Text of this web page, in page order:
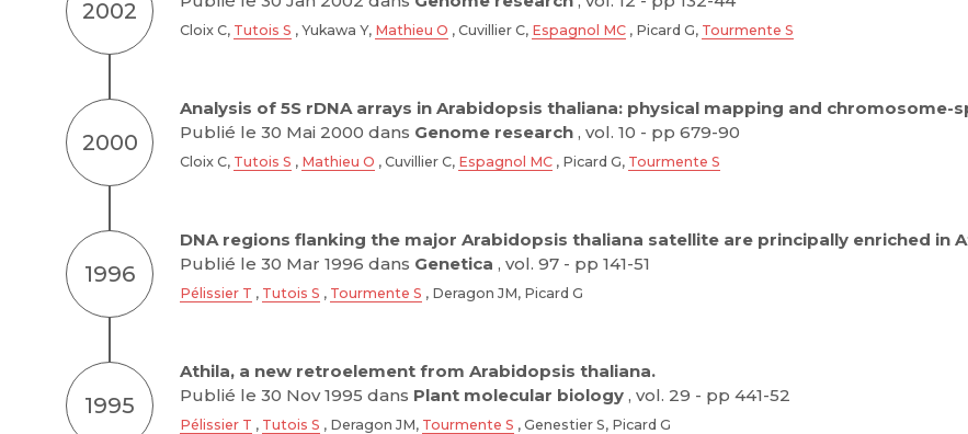
2002
Cloix C, Tutois S , Yukawa Y, Mathieu O , Cuvillier C, Espagnol MC , Picard G, Tourmente S
2000
Analysis of 5S rDNA arrays in Arabidopsis thaliana: physical mapping and chromosome-
Publié le 30 Mai 2000 dans Genome research , vol. 10 - pp 679-90
Cloix C, Tutois S , Mathieu O , Cuvillier C, Espagnol MC , Picard G, Tourmente S
1996
DNA regions flanking the major Arabidopsis thaliana satellite are principally enriched in
Publié le 30 Mar 1996 dans Genetica , vol. 97 - pp 141-51
Pélissier T , Tutois S , Tourmente S , Deragon JM, Picard G
1995
Athila, a new retroelement from Arabidopsis thaliana.
Publié le 30 Nov 1995 dans Plant molecular biology , vol. 29 - pp 441-52
Pélissier T , Tutois S , Deragon JM, Tourmente S , Genestier S, Picard G